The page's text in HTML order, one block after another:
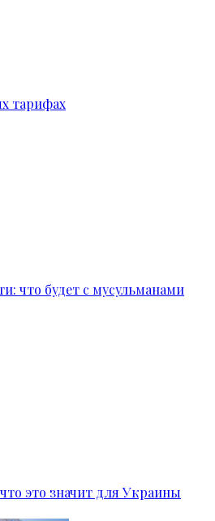
тарифах
что будет с мусульманами
это значит для Украины